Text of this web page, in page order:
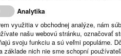
Analytika
využitia v obchodnej analýze, nám
našu webovú stránku, označovať
svoju funkciu a sú veľmi populárne.
základe nich nie sme schopní